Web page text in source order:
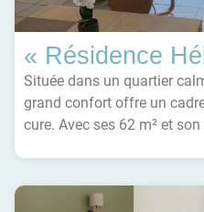
« Résidence
Située dans un quartier
grand confort offre un
cure. Avec ses 62 m² et